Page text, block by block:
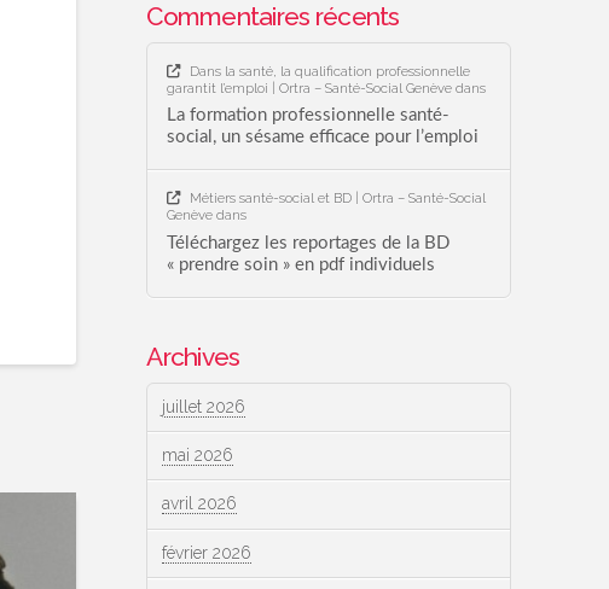
Commentaires récents
Dans la santé, la qualification professionnelle
garantit l’emploi | Ortra – Santé-Social Genève dans
La formation professionnelle santé-
social, un sésame efficace pour l’emploi
Métiers santé-social et BD | Ortra – Santé-Social
Genève dans
Téléchargez les reportages de la BD
« prendre soin » en pdf individuels
Archives
juillet 2026
mai 2026
avril 2026
février 2026